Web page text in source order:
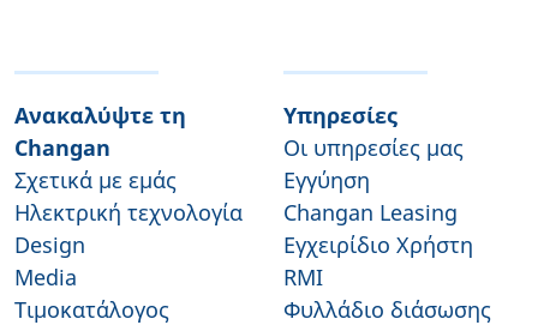
Ανακαλύψτε τη
Changan
Σχετικά με εμάς
Ηλεκτρική τεχνολογία
Design
Media
Τιμοκατάλογος
Υπηρεσίες
Οι υπηρεσίες μας
Εγγύηση
Changan Leasing
Εγχειρίδιο Χρήστη
RMI
Φυλλάδιο διάσωσης